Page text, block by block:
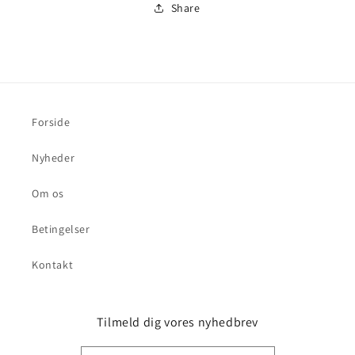
Share
Forside
Nyheder
Om os
Betingelser
Kontakt
Tilmeld dig vores nyhedbrev